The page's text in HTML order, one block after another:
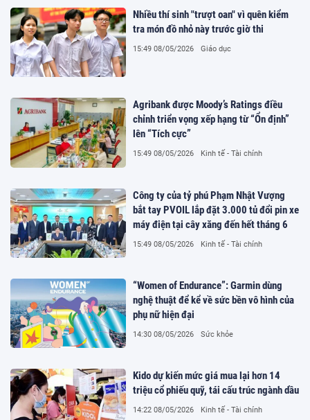
Nhiều thí sinh "trượt oan" vì quên kiểm
tra món đồ nhỏ này trước giờ thi
15:49 08/05/2026 Giáo dục
Agribank được Moody’s Ratings điều
chỉnh triển vọng xếp hạng từ “Ổn định”
lên “Tích cực”
15:49 08/05/2026 Kinh tế - Tài chính
Công ty của tỷ phú Phạm Nhật Vượng
bắt tay PVOIL lắp đặt 3.000 tủ đổi pin xe
máy điện tại cây xăng đến hết tháng 6
15:49 08/05/2026 Kinh tế - Tài chính
“Women of Endurance”: Garmin dùng
nghệ thuật để kể về sức bền vô hình của
phụ nữ hiện đại
14:30 08/05/2026 Sức khỏe
Kido dự kiến mức giá mua lại hơn 14
triệu cổ phiếu quỹ, tái cấu trúc ngành dầu
14:22 08/05/2026 Kinh tế - Tài chính